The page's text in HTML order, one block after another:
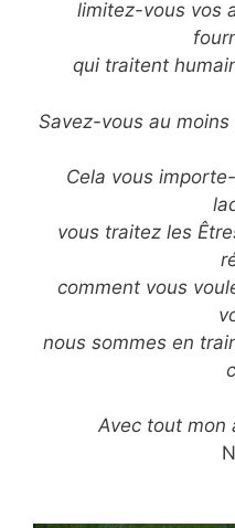
limitez-vous vos
qui traitent
Savez-vous au
Cela vous
vous traitez les
comment vous
nous sommes en
Avec tout mon